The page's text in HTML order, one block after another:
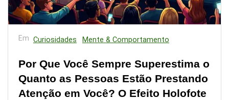
Em Curiosidades Mente & Comportamento
Por Que Você Sempre Superestima o
Quanto as Pessoas Estão Prestando
Atenção em Você? O Efeito Holofote